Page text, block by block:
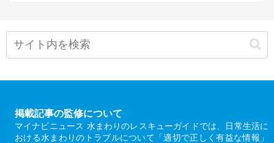
掲載記事の監修について
マイナビニュース 水まわりのレスキューガイドでは、日常生活に
おける水まわりのトラブルについて「適切で正しく有益な情報」